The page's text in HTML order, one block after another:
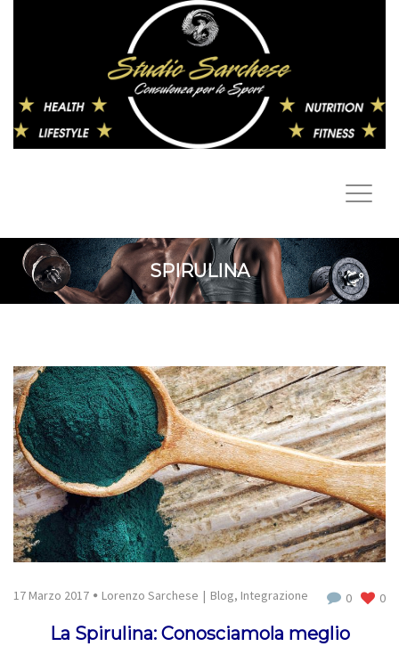
SPIRULINA
17 Marzo 2017 Lorenzo Sarchese Blog, Integrazione 0 0
La Spirulina: Conosciamola meglio